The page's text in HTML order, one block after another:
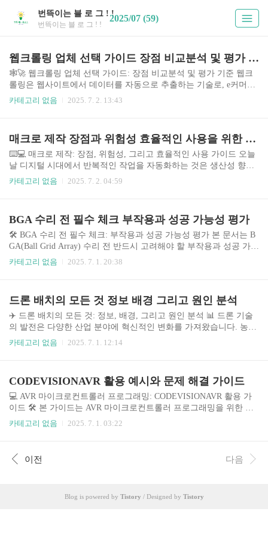
번뜩이는 블 로 그 ! !
번뜩이는 블 로 그 ! !
2025/07 (59)
웹크롤링 업체 선택 가이드 장점 비교분석 및 평가 기준
🕸️🚀 웹크롤링 업체 선택 가이드: 장점 비교분석 및 평가 기준 웹크
롤링은 웹사이트에서 데이터를 자동으로 추출하는 기술로, e커머스
가격 비교, 시장 분석, 경쟁사 모니터링 등 다양한 분야에서 활용됩
이 다르기 때문에, 자신에게 맞는 업체를 선택하는 것은 매우 중요합
니다. 본 가이드에서는 웹크롤링 업체 선택에 필요한 정보를 제공하
고, 효율적인 의사결정을 지원합니다. 본 가이드에서는 **크롤링 업
체 A (가상의 업체명)** 와 **크롤링 업체 B (가상의 업체명)** 를
비교 분석하여..
카테고리 없음 2025. 7. 2. 13:43
매크로 제작 장점과 위험성 효율적인 사용을 위한 가이드
⌨️💻 매크로 제작: 장점, 위험성, 그리고 효율적인 사용 가이드 오늘
날 디지털 시대에서 반복적인 작업을 자동화하는 것은 생산성 향상
에 필수적입니다. 매크로는 이러한 요구를 충족시키는 강력한 도구
을 정확히 이해하고 효율적으로 사용하는 방법을 아는 것이 매우 중
요합니다. 본 가이드에서는 다양한 매크로 제작 도구와 그 활용 방
안, 주의사항 등을 상세히 비교 분석하여 안전하고 효율적인 매크로
사용을 위한 실질적인 정보를 제공합니다. 특히, 최근 자동화된 작업
의 중요성이 더욱 커짐에 따라, ..
카테고리 없음 2025. 7. 2. 04:59
BGA 수리 전 필수 체크 부작용과 성공 가능성 평가
🛠️ BGA 수리 전 필수 체크: 부작용과 성공 가능성 평가 본 문서는 B
GA(Ball Grid Array) 수리 전 반드시 고려해야 할 부작용과 성공 가능
성을 평가하는 데 필요한 정보를 제공합니다. BGA는 노트북, 스마
시장의 성장과 함께 BGA 수리에 대한 수요도 증가하고 있지만, 부
적절한 수리로 인한 추가적인 문제 발생 가능성도 함께 높아지고 있
습니다. 이에 본 문서는 수리 전 체크리스트와 성공 가능성 예측, 부
작용 최소화 방안 등을 제시하여 소비자의 현명한 결정을 돕고자 합
니다. ..
카테고리 없음 2025. 7. 1. 20:38
드론 배치의 모든 것 정보 배경 그리고 원인 분석
✈️ 드론 배치의 모든 것: 정보, 배경, 그리고 원인 분석 📊 드론 기술
의 발전은 다양한 산업 분야에 혁신적인 변화를 가져왔습니다. 농업,
건설, 물류, 감시 등 여러 분야에서 드론은 효율성 증대와 새로운 가
비교 분석을 통해 효과적인 드론 운영 전략을 수립하는 데 필요한 정
보를 제공합니다. 현재 드론 시장은 급속도로 성장하고 있으며, 2023
년 기준으로 민간 드론 시장 규모는 수십억 달러에 달하고 있으며,
연평균 성장률은 15%를 상회합니다. 이러한 급성장은 다양한 산업
분야에서 드론의 ..
카테고리 없음 2025. 7. 1. 12:14
CODEVISIONAVR 활용 예시와 문제 해결 가이드
💻 AVR 마이크로컨트롤러 프로그래밍: CODEVISIONAVR 활용 가
이드 🛠️ 본 가이드는 AVR 마이크로컨트롤러 프로그래밍을 위한 통
합 개발 환경인 CODEVISIONAVR의 활용 예시와 문제 해결 방법을
EVISIONAVR은 이러한 AVR을 효율적으로 프로그래밍하기 위한 강
력한 도구입니다. 본 가이드는 초보자부터 중급자까지 CODEVISIO
적으로 성장하고 있으며, 다양한 산업 분야..
카테고리 없음 2025. 7. 1. 03:22
이전 다음
Blog is powered by Tistory / Designed by Tistory